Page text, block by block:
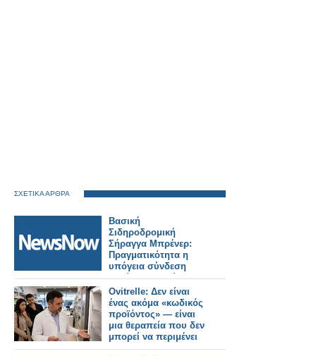
ΣΧΕΤΙΚΑ ΑΡΘΡΑ
Βασική
Σιδηροδρομική
Σήραγγα Μπρένερ:
Πραγματικότητα η
υπόγεια σύνδεση
Ιταλίας–Αυστρίας.
Ovitrelle: Δεν είναι
ένας ακόμα «κωδικός
προϊόντος» — είναι
μια θεραπεία που δεν
μπορεί να περιμένει